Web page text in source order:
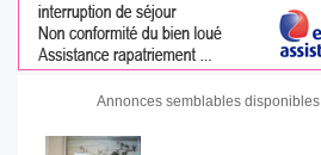
Annonces semblables disponibles